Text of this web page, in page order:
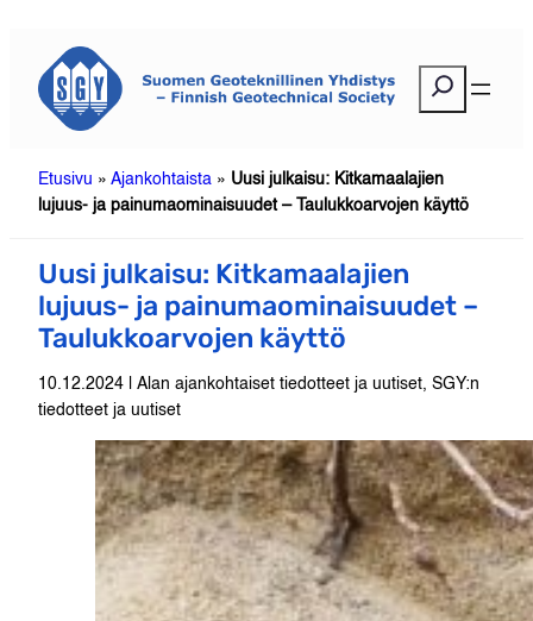
sisältöön
Etusivu » Ajankohtaista » Uusi julkaisu: Kitkamaalajien
lujuus- ja painumaominaisuudet – Taulukkoarvojen käyttö
Uusi julkaisu: Kitkamaalajien
lujuus- ja painumaominaisuudet –
Taulukkoarvojen käyttö
10.12.2024 | Alan ajankohtaiset tiedotteet ja uutiset, SGY:n
tiedotteet ja uutiset